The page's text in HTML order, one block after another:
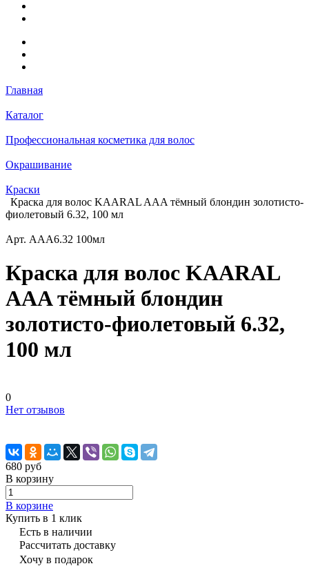
Главная
Каталог
Профессиональная косметика для волос
Окрашивание
Краски
Краска для волос KAARAL AAA тёмный блондин золотисто-
фиолетовый 6.32, 100 мл
Арт. AAA6.32 100мл
Краска для волос KAARAL
AAA тёмный блондин
золотисто-фиолетовый 6.32,
100 мл
0
Нет отзывов
680 руб
В корзину
В корзине
Купить в 1 клик
Есть в наличии
Рассчитать доставку
Хочу в подарок